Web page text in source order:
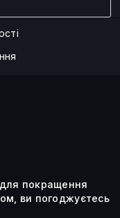
покращення
ви погоджуєтесь